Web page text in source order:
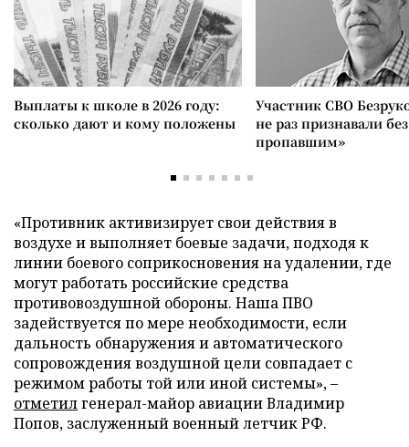
Выплаты к школе в 2026 году:
сколько дают и кому положены
Участник СВО
не раз признавали
пропавшим»
«Противник активизирует свои действия в
воздухе и выполняет боевые задачи, подходя к
линии боевого соприкосновения на удалении, где
могут работать российские средства
противовоздушной обороны. Наша ПВО
задействуется по мере необходимости, если
дальность обнаружения и автоматического
сопровождения воздушной цели совпадает с
режимом работы той или иной системы», –
отметилгенерал-майор авиации Владимир
Попов, заслуженный военный летчик РФ.